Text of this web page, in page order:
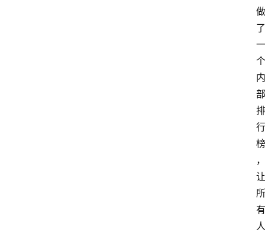
做
了
一
个
内
部
排
行
榜
，
让
所
有
人